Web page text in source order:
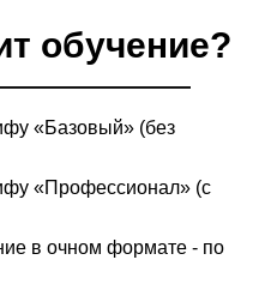
обучение?
«Базовый» (без
«Профессионал» (с
в очном формате - по